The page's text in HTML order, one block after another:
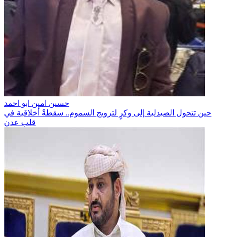
حسين امين ابو احمد
حين تتحول الصيدلية إلى وكرٍ لترويج السموم.. سقطةٌ أخلاقية في
قلب عدن